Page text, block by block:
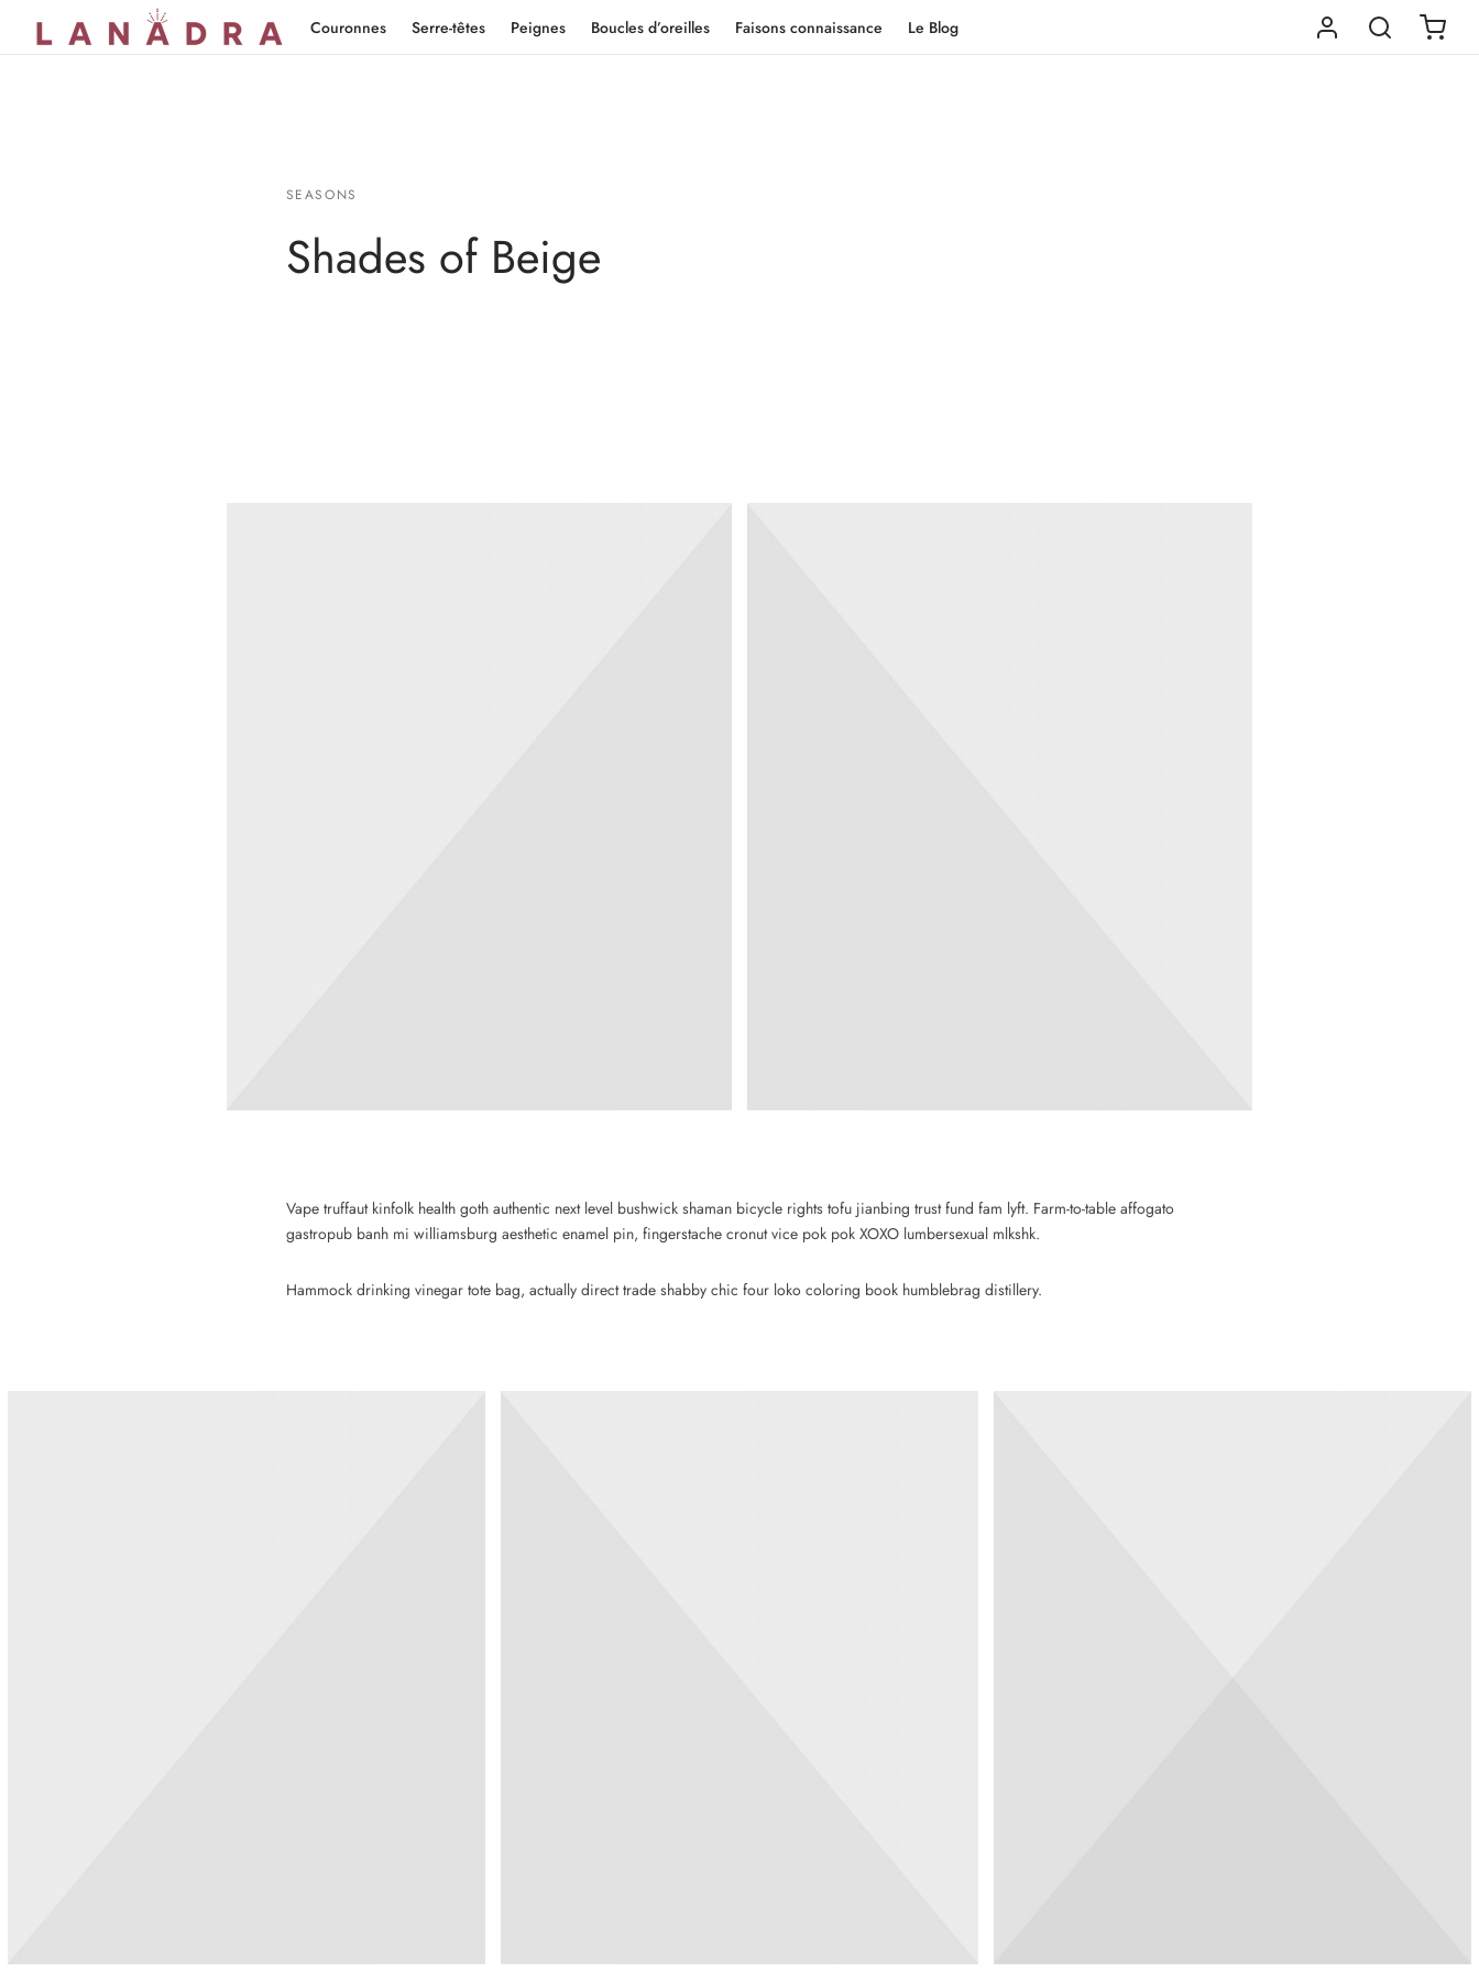
Couronnes Serre-têtes Peignes Boucles d’oreilles Faisons connaissance Le Blog
SEASONS
Shades of Beige
Vape truffaut kinfolk health goth authentic next level bushwick shaman bicycle rights tofu jianbing trust fund fam lyft. Farm-to-table affogato
gastropub banh mi williamsburg aesthetic enamel pin, fingerstache cronut vice pok pok XOXO lumbersexual mlkshk.
Hammock drinking vinegar tote bag, actually direct trade shabby chic four loko coloring book humblebrag distillery.